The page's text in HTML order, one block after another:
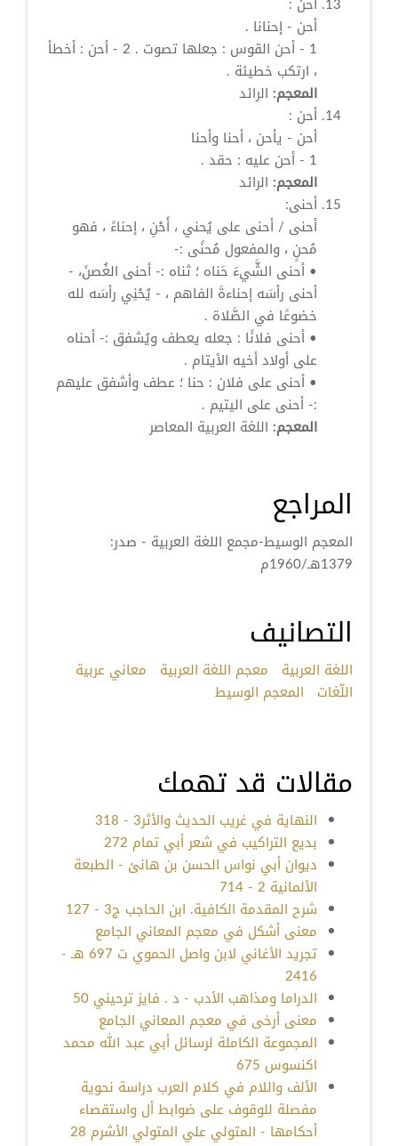
أحن - إحنانا .
1 -
أحن القوس : جعلها تصوت . 2 - أحن : أخطأ
، ارتكب خطيئة .
المعجم: الرائد
أحن :
أحن - يأحن ، أحنا وأحنا
1 -
أحن عليه : حقد .
المعجم: الرائد
أحنى:
أحنى / أحنى على يُحني ، أَحْنِ ، إحناءً ، فهو
مُحنٍ ، والمفعول مُحنًى :-
• أحنى الشَّيءَ حَناه ؛ ثناه :- أحنى الغُصنَ، -
أحنى رأسَه إحناءةَ الفاهم ، - يُحْنِي رأسَه لله
خضوعًا في الصَّلاة .
• أحنى فلانًا : جعله يعطف ويُشفق :- أحناه
على أولاد أخيه الأيتام .
• أحنى على فلان : حنا ؛ عطف وأشفق عليهم
:- أحنى على اليتيم .
المعجم: اللغة العربية المعاصر
المراجع
المعجم الوسيط-مجمع اللغة العربية - صدر:
1379هـ/1960م
التصانيف
اللغة العربية معجم اللغة العربية
معاني عربية
اللّغات
المعجم الوسيط
مقالات قد تهمك
النهاية في غريب الحديث والأثر3 - 318
بديع التراكيب في شعر أبي تمام 272
ديوان أبي نواس الحسن بن هانئ - الطبعة
الألمانية 2 - 714
شرح المقدمة الكافية. ابن الحاجب ج3 - 127
معنى أشكل في معجم المعاني الجامع
تجريد الأغاني لابن واصل الحموي ت 697 هـ -
2416
الدراما ومذاهب الأدب - د . فايز ترحيني 50
معنى أرخى في معجم المعاني الجامع
المجموعة الكاملة لرسائل أبي عبد الله محمد
اكنسوس 675
الألف واللام في كلام العرب دراسة نحوية
مفصلة للوقوف على ضوابط أل واستقصاء
أحكامها - المتولي علي المتولي الأشرم 28